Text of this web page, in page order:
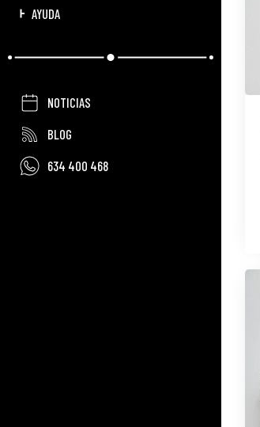
AYUDA
NOTICIAS
BLOG
634 400 468